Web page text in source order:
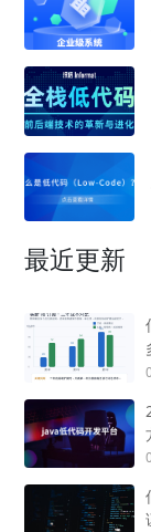
最近更新